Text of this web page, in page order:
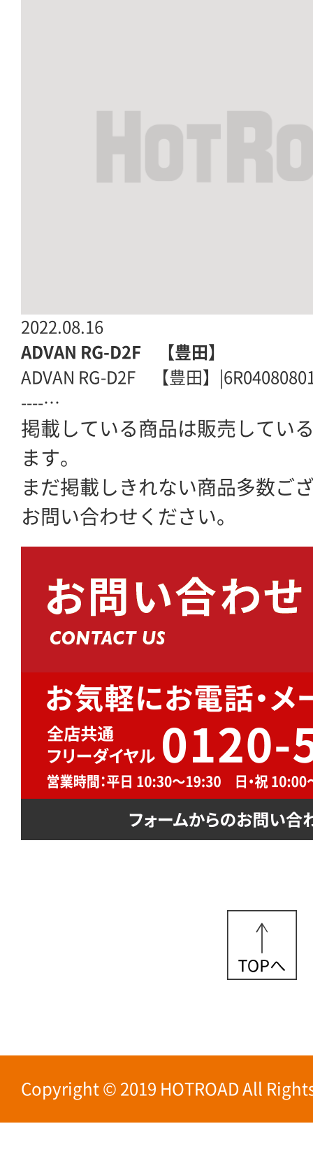
2022.08.16
ADVAN RG-D2F 【豊田】
ADVAN RG-D2F 【豊田】
----…
掲載している商品は販売してい
ます。
まだ掲載しきれない商品多数ご
お問い合わせください。
Copyright © 2019 HOTROAD All